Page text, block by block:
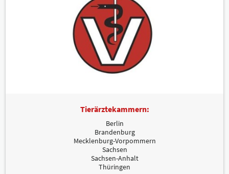
Tierärztekammern:
Berlin
Brandenburg
Mecklenburg-Vorpommern
Sachsen
Sachsen-Anhalt
Thüringen